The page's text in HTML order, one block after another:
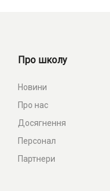
Про школу
Новини
Про нас
Досягнення
Персонал
Партнери